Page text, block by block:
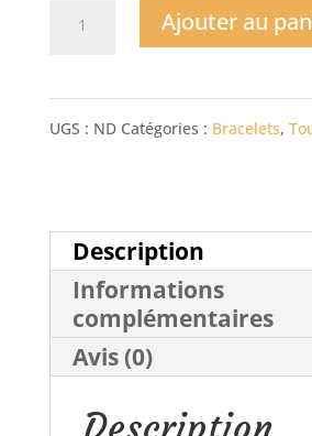
quantité
Bracelet
Vie
Améthyste
et
Bois
Ajouter au
UGS : ND Catégories : Bracelets,
Description
Informations
complémentaires
Avis (0)